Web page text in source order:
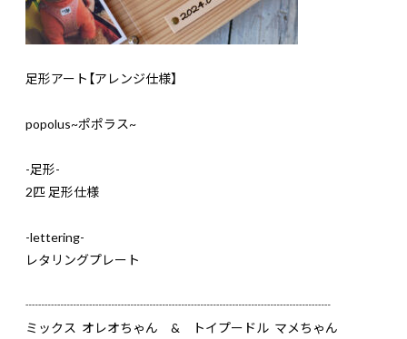
足形アート【アレンジ仕様】
popolus~ポポラス~
-足形-
2匹 足形仕様
-lettering-
レタリングプレート
┈┈┈┈┈┈┈┈┈┈┈┈┈┈┈┈┈┈┈┈┈┈┈┈
ミックス オレオちゃん & トイプードル マメちゃん